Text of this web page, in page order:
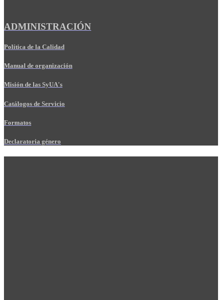
ADMINISTRACIÓN
Política de la Calidad
Manual de organización
Misión de las SyUA's
Catálogos de Servicio
Formatos
Declaratoria género